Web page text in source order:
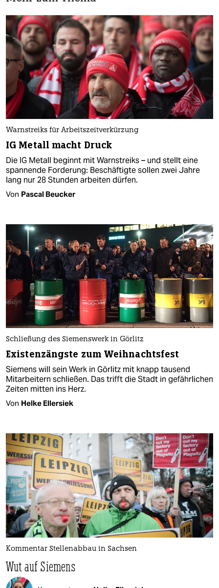
Warnstreiks für Arbeitszeitverkürzung
IG Metall macht Druck
Die IG Metall beginnt mit Warnstreiks – und stellt eine
spannende Forderung: Beschäftigte sollen zwei Jahre
lang nur 28 Stunden arbeiten dürfen.
Von Pascal Beucker
Schließung des Siemenswerk in Görlitz
Existenzängste zum Weihnachtsfest
Siemens will sein Werk in Görlitz mit knapp tausend
Mitarbeitern schließen. Das trifft die Stadt in gefährlichen
Zeiten mitten ins Herz.
Von Helke Ellersiek
Kommentar Stellenabbau in Sachsen
Wut auf Siemens